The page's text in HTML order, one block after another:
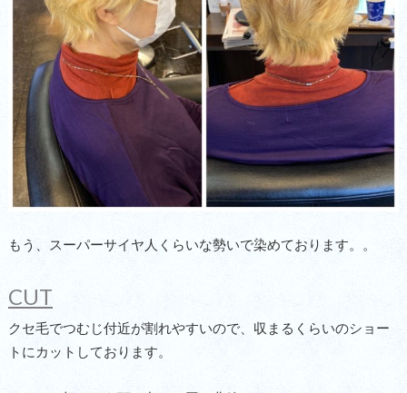
もう、スーパーサイヤ人くらいな勢いで染めております。。
CUT
クセ毛でつむじ付近が割れやすいので、収まるくらいのショー
トにカットしております。